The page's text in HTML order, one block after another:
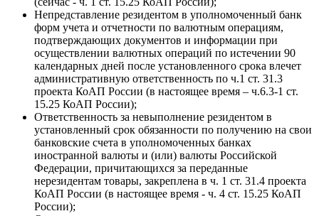
Непредставление резидентом в уполномоченный банк
форм учета и отчетности по валютным операциям,
подтверждающих документов и информации при
осуществлении валютных операций по истечении 90
календарных дней после установленного срока влечет
административную ответственность по ч.1 ст. 31.3
проекта КоАП России (в настоящее время – ч.6.3-1 ст.
15.25 КоАП России);
Ответственность за невыполнение резидентом в
установленный срок обязанности по получению на свои
банковские счета в уполномоченных банках
иностранной валюты и (или) валюты Российской
Федерации, причитающихся за переданные
нерезидентам товары, закреплена в ч. 1 ст. 31.4 проекта
КоАП России (в настоящее время - ч. 4 ст. 15.25 КоАП
России);